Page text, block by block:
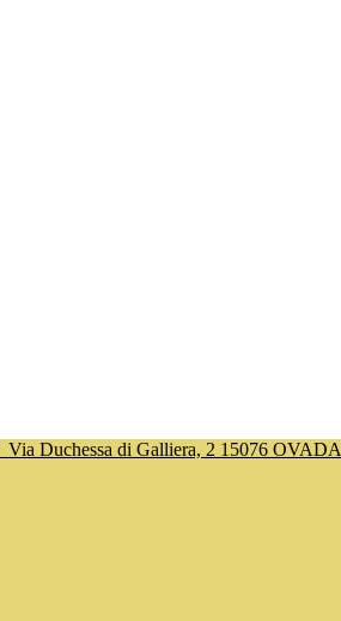
Via Duchessa di Galliera, 2 15076 OVADA